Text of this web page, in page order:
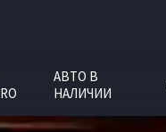
АВТО В
НАЛИЧИИ